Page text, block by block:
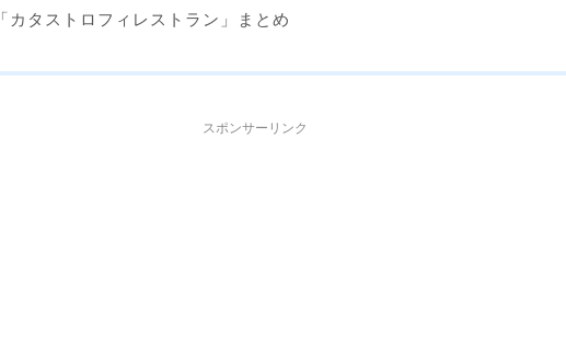
「カタストロフィレストラン」まとめ
スポンサーリンク